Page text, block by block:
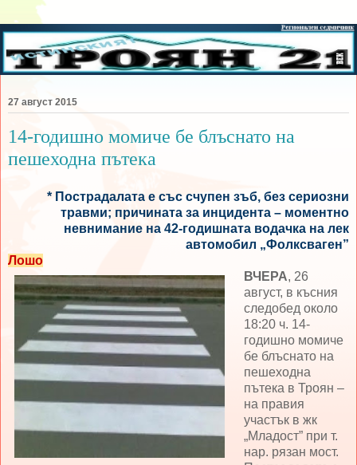
27 август 2015
14-годишно момиче бе блъснато на
пешеходна пътека
* Пострадалата е със счупен зъб, без сериозни
травми; причината за инцидента – моментно
невнимание на 42-годишната водачка на лек
автомобил „Фолксваген”
Лошо
ВЧЕРА, 26
август, в късния
следобед около
18:20 ч. 14-
годишно момиче
бе блъснато на
пешеходна
пътека в Троян –
на правия
участък в жк
„Младост” при т.
нар. рязан мост.